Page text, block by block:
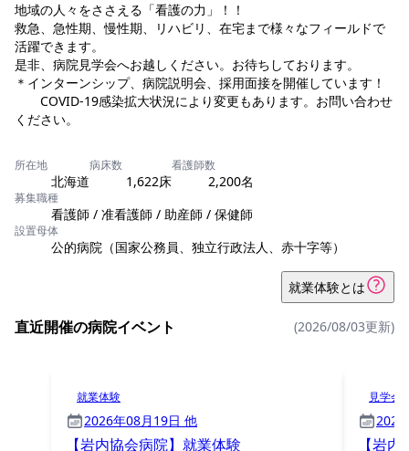
地域の人々をささえる「看護の力」！！
救急、急性期、慢性期、リハビリ、在宅まで様々なフィールドで
活躍できます。
是非、病院見学会へお越しください。お待ちしております。
＊インターンシップ、病院説明会、採用面接を開催しています！
COVID-19感染拡大状況により変更もあります。お問い合わせ
ください。
所在地
北海道
病床数
1,622床
看護師数
2,200名
募集職種
看護師 / 准看護師 / 助産師 / 保健師
設置母体
公的病院（国家公務員、独立行政法人、赤十字等）
就業体験とは
直近開催の病院イベント (2026/08/03更新)
就業体験
2026年08月19日 他
【岩内協会病院】就業体験
見学会
2026
【岩